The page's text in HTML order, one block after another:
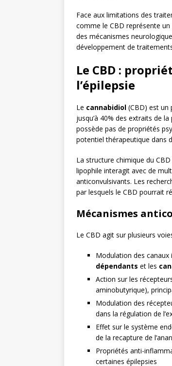
Face aux limitations des
comme le CBD représente
des mécanismes
développement de
Le CBD :
l’épilepsie
Le cannabidiol (CBD) est un
jusqu’à 40% des extraits de
possède pas de propriétés
potentiel thérapeutique dans
La structure chimique du
lipophile interagit avec de
anticonvulsivants. Les
par lesquels le CBD pourrait
Mécanismes
Le CBD agit sur plusieurs
Modulation des canaux
dépendants et les
Action sur les
aminobutyrique),
Modulation des
dans la régulation de
Effet sur le système
de la recapture de
Propriétés anti-
certaines épilepsies